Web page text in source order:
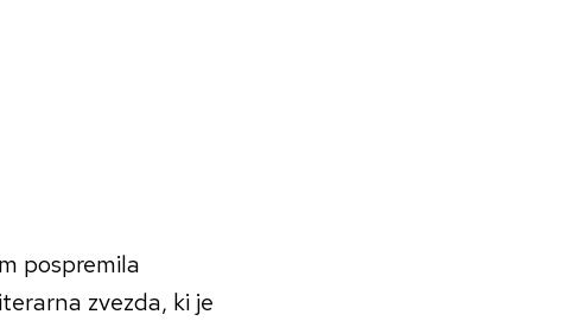
pospremila
zvezda, ki je